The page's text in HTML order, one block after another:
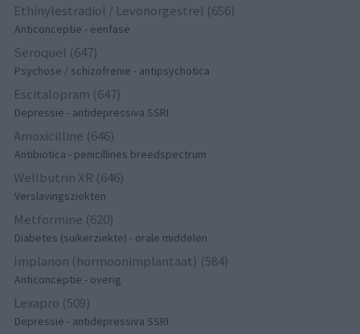
Ethinylestradiol / Levonorgestrel (656)
Anticonceptie - eenfase
Seroquel (647)
Psychose / schizofrenie - antipsychotica
Escitalopram (647)
Depressie - antidepressiva SSRI
Amoxicilline (646)
Antibiotica - penicillines breedspectrum
Wellbutrin XR (646)
Verslavingsziekten
Metformine (620)
Diabetes (suikerziekte) - orale middelen
Implanon (hormoonimplantaat) (584)
Anticonceptie - overig
Lexapro (509)
Depressie - antidepressiva SSRI